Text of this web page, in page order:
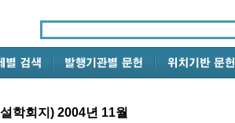
학회지) 2004년 11월